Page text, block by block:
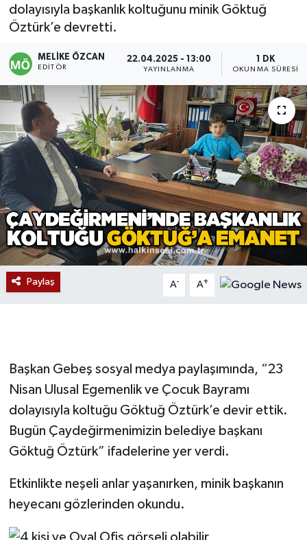
dolayısıyla başkanlık koltuğunu minik Göktuğ
Öztürk’e devretti.
MELIKE ÖZCAN
EDITÖR
22.04.2025 - 13:00
YAYINLANMA
1 DK
OKUNMA SÜRESI
Paylaş A- A+
Başkan Gebeş sosyal medya paylaşımında, “23
Nisan Ulusal Egemenlik ve Çocuk Bayramı
dolayısıyla koltuğu Göktuğ Öztürk’e devir ettik.
Bugün Çaydeğirmenimizin belediye başkanı
Göktuğ Öztürk” ifadelerine yer verdi.
Etkinlikte neşeli anlar yaşanırken, minik başkanın
heyecanı gözlerinden okundu.
Karabük
Devrek
Bolu
ÇEVRE
BİLİM VE TEKNOLOJİ
DUNYA
Düzce
Eğitim
Gökçebey
GÜNDEM
İş ilanı
Kilimli
Kültür - Sanat